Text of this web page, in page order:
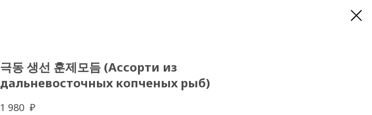
극동 생선 훈제모듬 (Ассорти из
дальневосточных копченых рыб)
1 980 ₽